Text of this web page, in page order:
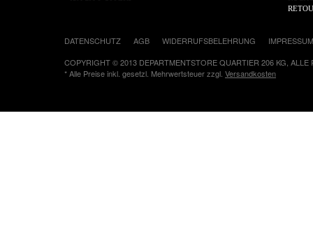
DATENSCHUTZ AGB WIDERRUFSBELEHRUNG
IMPRESSUM
COPYRIGHT © 2013 DEPARTMENTSTORE QUARTIER 206 KG, ALLE
* Alle Preise inkl. gesetzl. Mehrwertsteuer zzgl. Versandkosten